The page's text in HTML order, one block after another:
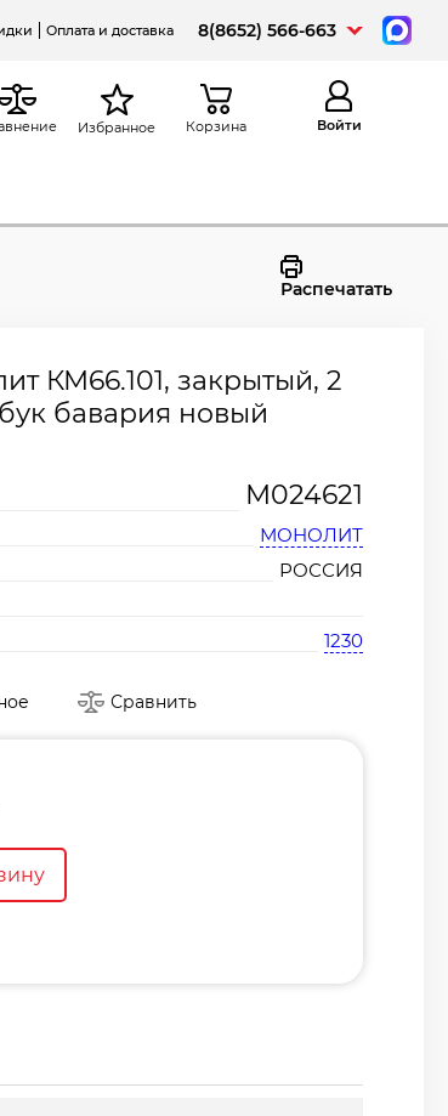
Оплата и доставка 8(8652) 566-663
Избранное Корзина Войти
Распечатать
КМ66.101, закрытый, 2
бавария новый
М024621
МОНОЛИТ
РОССИЯ
1230
Сравнить